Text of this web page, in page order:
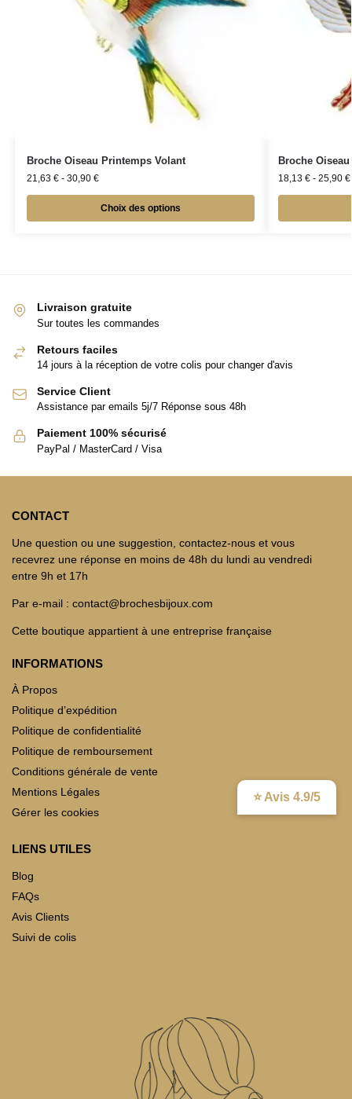
⭐ Avis 4.9/5
Broche Oiseau Printemps Volant
21,63 €- 30,90 €
Choix des options
Broche
18,13 €- 25,90 €
Livraison gratuite
Sur toutes les commandes
Retours faciles
14 jours à la réception de votre colis pour changer d'avis
Service Client
Assistance par emails 5j/7 Réponse sous 48h
Paiement 100% sécurisé
PayPal / MasterCard / Visa
CONTACT
Une question ou une suggestion, contactez-nous et vous
recevrez une réponse en moins de 48h du lundi au vendredi
entre 9h et 17h
Par e-mail : contact@brochesbijoux.com
Cette boutique appartient à une entreprise française
INFORMATIONS
À Propos
Politique d’expédition
Politique de confidentialité
Politique de remboursement
Conditions générale de vente
Mentions Légales
Gérer les cookies
LIENS UTILES
Blog
FAQs
Avis Clients
Suivi de colis